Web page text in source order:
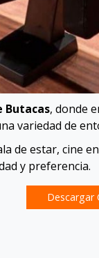
Butacas, donde
variedad de
de estar, cine
y preferencia.
Descargar